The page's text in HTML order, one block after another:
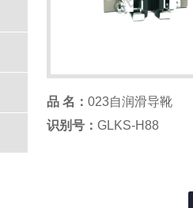
品 名： 023自润滑导靴
识别号： GLKS-H88